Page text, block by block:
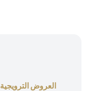
العروض الترويجية